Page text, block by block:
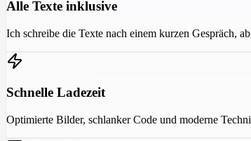
Alle Texte inklusive
Ich schreibe die Texte nach einem kurzen Gespräch,
Schnelle Ladezeit
Optimierte Bilder, schlanker Code und moderne